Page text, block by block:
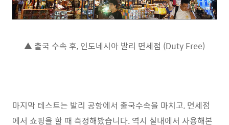
▲ 출국 수속 후, 인도네시아 발리 면세점 (Duty Free)
마지막 테스트는 발리 공항에서 출국수속을 마치고, 면세점
에서 쇼핑을 할 때 측정해봤습니다. 역시 실내에서 사용해본